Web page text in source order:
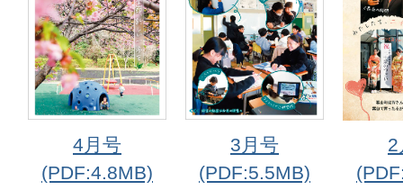
4月号
(PDF:4.8MB)
3月号
(PDF:5.5MB)
2